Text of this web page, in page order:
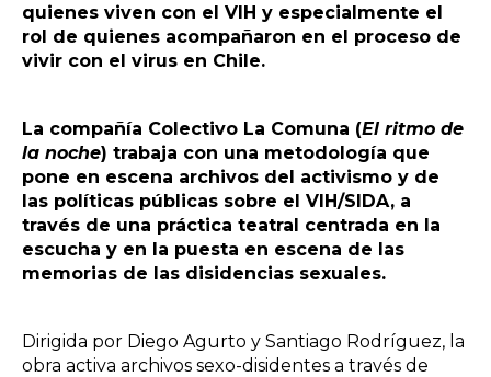
quienes viven con el VIH y especialmente el
rol de quienes acompañaron en el proceso de
vivir con el virus en Chile.
La compañía Colectivo La Comuna (El ritmo de
la noche) trabaja con una metodología que
pone en escena archivos del activismo y de
las políticas públicas sobre el VIH/SIDA, a
través de una práctica teatral centrada en la
escucha y en la puesta en escena de las
memorias de las disidencias sexuales.
Dirigida por Diego Agurto y Santiago Rodríguez, la
obra activa archivos sexo-disidentes a través de